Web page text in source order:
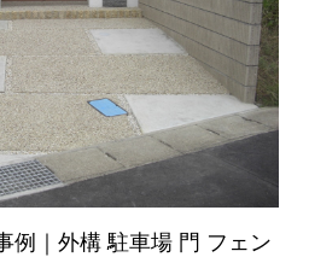
例｜外構 駐車場 門 フェン